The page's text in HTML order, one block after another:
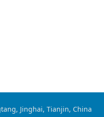
Jinghai, Tianjin, China